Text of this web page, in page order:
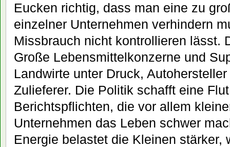
Eucken richtig, dass man eine zu
einzelner Unternehmen verhindern
Missbrauch nicht kontrollieren lässt.
Große Lebensmittelkonzerne und
Landwirte unter Druck,
Zulieferer. Die Politik schafft eine
Berichtspflichten, die vor allem
Unternehmen das Leben schwer
Energie belastet die Kleinen stärker,